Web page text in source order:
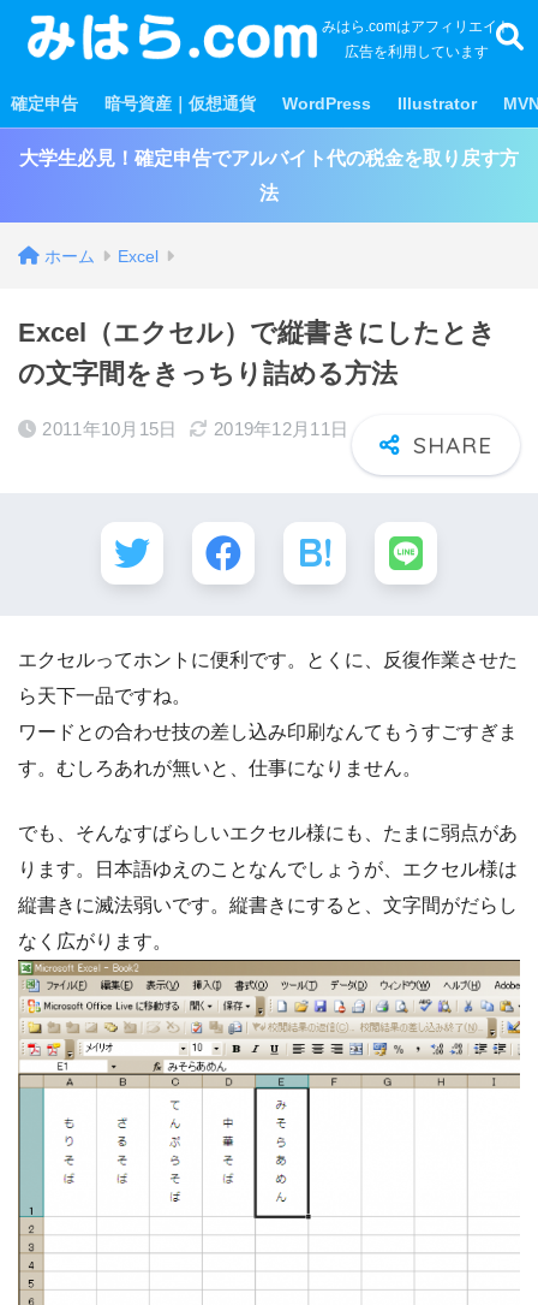
みはら.comはアフィリエイト
広告を利用しています
確定申告 暗号資産｜仮想通貨 WordPress Illustrator
大学生必見！確定申告でアルバイト代の税金を取り戻す方
法
ホーム Excel
Excel（エクセル）で縦書きにしたとき
の文字間をきっちり詰める方法
2011年10月15日 2019年12月11日
エクセルってホントに便利です。とくに、反復作業させた
ら天下一品ですね。
ワードとの合わせ技の差し込み印刷なんてもうすごすぎま
す。むしろあれが無いと、仕事になりません。
でも、そんなすばらしいエクセル様にも、たまに弱点があ
ります。日本語ゆえのことなんでしょうが、エクセル様は
縦書きに滅法弱いです。縦書きにすると、文字間がだらし
なく広がります。